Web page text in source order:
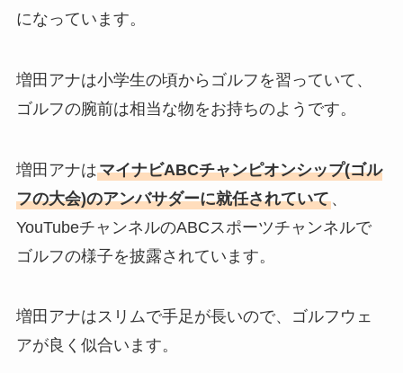
になっています。
増田アナは小学生の頃からゴルフを習っていて、
ゴルフの腕前は相当な物をお持ちのようです。
増田アナはマイナビABCチャンピオンシップ(ゴル
フの大会)のアンバサダーに就任されていて、
YouTubeチャンネルのABCスポーツチャンネルで
ゴルフの様子を披露されています。
増田アナはスリムで手足が長いので、ゴルフウェ
アが良く似合います。